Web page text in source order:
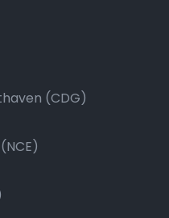
(CDG)